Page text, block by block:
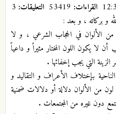
القراءات: التعليقات:
و بركاته ، و بعد :
الألوان في الحجاب الشرعي ، و لا
يكون اللون المختار مثيراً و داعياً
التي يجب إخفائها .
بإختلاف الأعراف و التقاليد و
من الألوان دلالة أو دلالات ضمنية
دون غيره من المجتمعات .